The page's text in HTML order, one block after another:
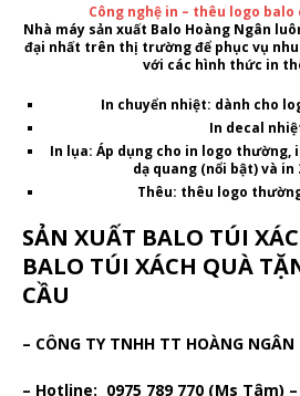
Công nghệ in – thêu logo balo
Nhà máy sản xuất Balo Hoàng Ngân
đại nhất trên thị trường để phục vụ
với các hình thức in
In chuyển nhiệt: dành cho
In decal
In lụa: Áp dụng cho in logo thường,
dạ quang (nổi bật) và in
Thêu: thêu logo
SẢN XUẤT BALO TÚI
BALO TÚI XÁCH QUÀ
CẦU
– CÔNG TY TNHH TT HOÀNG NGÂN
– Hotline: 0975 789 770 (Ms Tâm)